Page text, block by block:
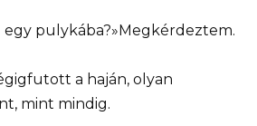
egy pulykába?»Megkérdeztem.
a haján, olyan
mint mindig.